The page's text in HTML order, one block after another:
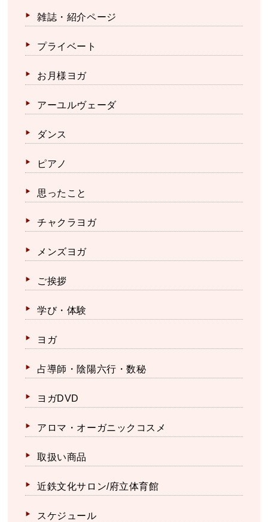
雑誌・紹介ページ
プライベート
お月様ヨガ
アーユルヴェーダ
ダンス
ピアノ
思ったこと
チャクラヨガ
メンズヨガ
ご挨拶
学び・体験
ヨガ
占導師・陰陽六行・数秘
ヨガDVD
アロマ・オーガニックコスメ
取扱い商品
近鉄文化サロン/府立体育館
スケジュール